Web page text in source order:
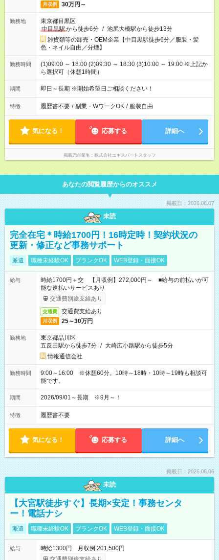
月収例 30万円～
勤務地
東京都目黒区
中目黒駅から徒歩6分 / 池尻大橋駅から徒歩13分
雑貨類等の卸売・OEM企業【中目黒駅徒歩6分／服装・髪
色・ネイル自由／分煙】
勤務時間
(1)09:00 ～ 18:00 (2)09:30 ～ 18:30 (3)10:00 ～ 19:00 ※上記か
ら選択可（休憩1時間）
期間 即日～長期 ※開始希望日ご相談ください！
特徴 履歴書不要 / 副業・WワークOK / 服装自由
気になる！ 応募する 詳細へ
掲載元企業名 株式会社エキスパートスタッフ
あなたの閲覧履歴からのオススメ
掲載日：2026.08.07
未読
完全在宅＊時給1700円！16時定時！契約状況の
更新・修正など事務サポート
派遣 職種未経験OK ブランクOK WEB登録・面接OK
給与
時給1700円＋交 【月収例】272,000円～ ■給与の前払いが可
能な速払いサービスあり
交通費別途支給あり
交通費 交通費支給あり
月収例 25～30万円
勤務地
東京都品川区
五反田駅から徒歩7分 / 大崎広小路駅から徒歩5分
情報通信会社
勤務時間
9:00～16:00 ※休憩60分。10時～18時・10時～19時も相談可
能です。
期間 2026/09/01～長期 ※9月～！
特徴 履歴書不要
気になる！ 応募する 詳細へ
掲載日：2026.08.06
未読
【大宮駅徒歩すぐ】長期×安定！事務センタ
ー！電話ナシ
派遣 職種未経験OK ブランクOK WEB登録・面接OK
給与
時給1300円 月収例 201,500円